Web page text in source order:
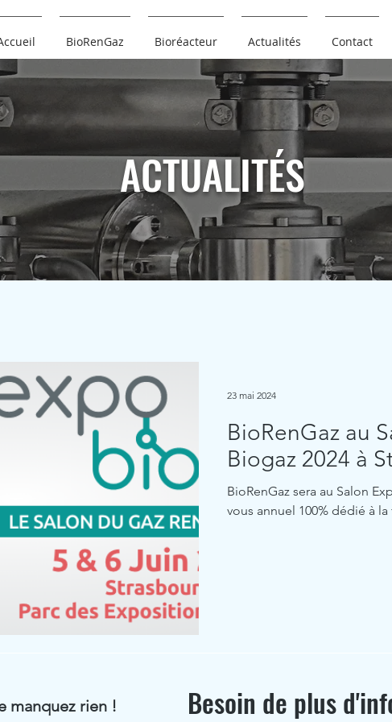
BioRenGaz Bioréacteur Actualités Contact
ACTUALITÉS
BioRenGaz au
Biogaz 2024 à
BioRenGaz sera au Salon
vous annuel 100% dédié à
23 mai 2024
Besoin de plus
manquez rien !